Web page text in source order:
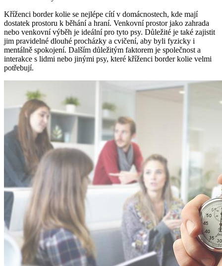
Kříženci border kolie se nejlépe cítí v domácnostech, kde mají
dostatek prostoru k běhání a hraní. Venkovní prostor jako zahrada
nebo venkovní výběh je ideální pro tyto psy. Důležité je také zajistit
jim pravidelné dlouhé procházky a cvičení, aby byli fyzicky i
mentálně spokojení. Dalším důležitým faktorem je společnost a
interakce s lidmi nebo jinými psy, které kříženci border kolie velmi
potřebují.